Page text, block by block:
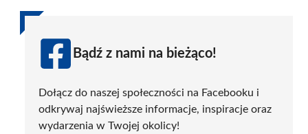
Bądź z nami na bieżąco!
Dołącz do naszej społeczności na Facebooku i
odkrywaj najświeższe informacje, inspiracje oraz
wydarzenia w Twojej okolicy!